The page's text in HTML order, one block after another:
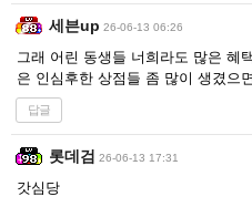
세븐up 26-06-13 06:26
그래 어린 동생들 너희라도 많은 혜
은 인심후한 상점들 좀 많이 생겼으
답글
롯데검 26-06-13 17:31
갓심당